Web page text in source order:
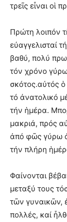
τρεῖς εἶναι οἱ
Πρώτη λοιπόν
εὐαγγελισταί
βαθύ, πολύ
τόν χρόνο
σκότος.αὐτός
τό ἀνατολικό
τήν ἡμέρα.
μακριά, πρός
ἀπό φῶς γύρω
τήν πλήρη
Φαίνονται
μεταξύ τους
τῶν γυναικῶν,
πολλές, καί